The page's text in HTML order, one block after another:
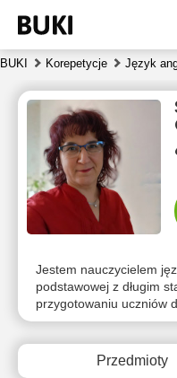
BUKI Korepetycje Język
Jestem nauczycielem
podstawowej z długim
przygotowaniu uczniów
Przedmioty
6
7
Brak
dostępnych
terminów
Brak
dostępnych
terminów